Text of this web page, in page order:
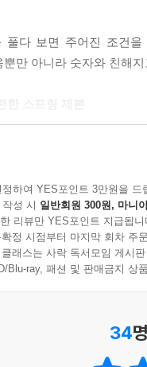
풀다 보면 주어진 조건
만 아니라 숫자와 친해
해 보세요!
포기하는 아이에게 논리
게 놀이 활동을 통해 자
활용하여 수학에 대한 흥
하여 YES포인트 3만원을 드
성 시 일반회원 300원, 마니
리뷰만 YES포인트 지급됩니
정 시점부터 마지막 회차 주
래스는 사락 독서모임 게시
Blu-ray, 패션 및 판매금지 상
34